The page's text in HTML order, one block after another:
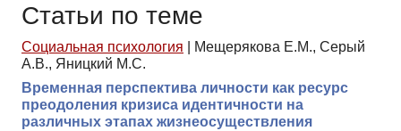
Статьи по теме
Социальная психология
Мещерякова Е.М., Серый
А.В., Яницкий М.С.
Временная перспектива личности как ресурс
преодоления кризиса идентичности на
различных этапах жизнеосуществления